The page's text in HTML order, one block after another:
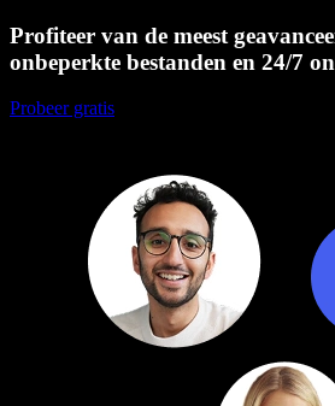
Profiteer van de meest
onbeperkte bestanden en 24/7
Probeer gratis